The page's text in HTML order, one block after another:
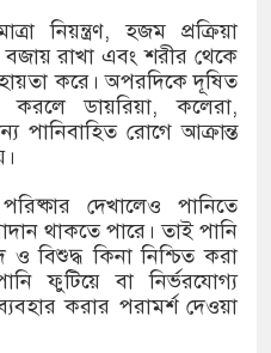
হবে: ড.
প্রধানমন্ত্রীর
ইসরায়েলের
জরুরি
নিয়ন্ত্রণ, হজম প্রক্রিয়া
বজায় রাখা এবং শরীর থেকে
করে। অপরদিকে দূষিত
ডায়রিয়া, কলেরা,
পানিবাহিত রোগে আক্রান্ত
দেখালেও পানিতে
থাকতে পারে। তাই পানি
বিশুদ্ধ কিনা নিশ্চিত করা
ফুটিয়ে বা নির্ভরযোগ্য
করার পরামর্শ দেওয়া